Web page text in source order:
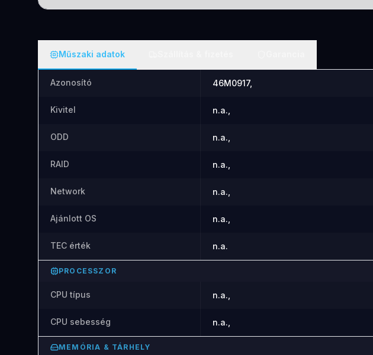
Műszaki adatok
Azonosító 46M0917,
Kivitel n.a.,
ODD n.a.,
RAID n.a.,
Network n.a.,
Ajánlott OS n.a.,
TEC érték n.a.
PROCESSZOR
CPU típus n.a.,
CPU sebesség n.a.,
MEMÓRIA & TÁRHELY